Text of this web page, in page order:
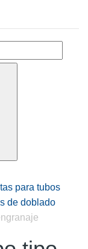
para tubos
de doblado